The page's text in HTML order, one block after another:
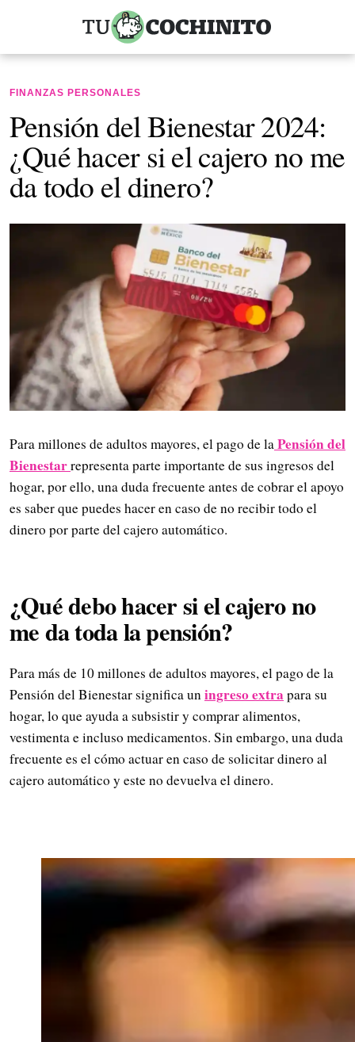
FINANZAS PERSONALES
Pensión del Bienestar 2024:
¿Qué hacer si el cajero no me
da todo el dinero?
Para millones de adultos mayores, el pago de laPensión del
Bienestarrepresenta parte importante de sus ingresos del
hogar, por ello, una duda frecuente antes de cobrar el apoyo
es saber que puedes hacer en caso de no recibir todo el
dinero por parte del cajero automático.
¿Qué debo hacer si el cajero no
me da toda la pensión?
Para más de 10 millones de adultos mayores, el pago de la
Pensión del Bienestar significa uningreso extra para su
hogar, lo que ayuda a subsistir y comprar alimentos,
vestimenta e incluso medicamentos. Sin embargo, una duda
frecuente es el cómo actuar en caso de solicitar dinero al
cajero automático y este no devuelva el dinero.